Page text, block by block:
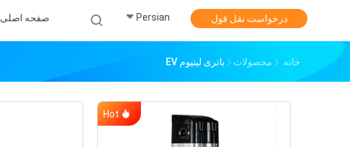
صفحه اصلی Persian درخواست نقل قول
خانه محصولات باتری لیتیوم EV
Hot